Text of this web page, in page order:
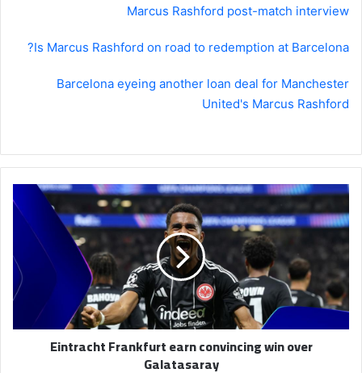
Marcus Rashford post-match interview
Is Marcus Rashford on road to redemption at Barcelona?
Barcelona eyeing another loan deal for Manchester
United's Marcus Rashford
Eintracht
Frankfurt
earn
convincing
win
over
Galatasaray
Eintracht Frankfurt earn convincing win over
Galatasaray